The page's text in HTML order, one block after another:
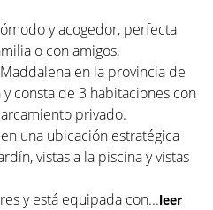
y acogedor, perfecta
o con amigos.
en la provincia de
consta de 3 habitaciones con
privado.
una ubicación estratégica
vistas a la piscina y vistas
y está equipada con...leer